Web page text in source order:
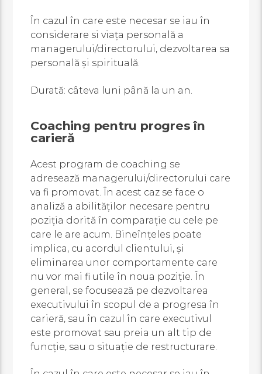
În cazul în care este necesar se iau în
considerare si viața personală a
managerului/directorului, dezvoltarea sa
personală și spirituală.
Durată: câteva luni până la un an.
Coaching pentru progres în
carieră
Acest program de coaching se
adresează managerului/directorului care
va fi promovat. În acest caz se face o
analiză a abilităților necesare pentru
poziția dorită în comparație cu cele pe
care le are acum. Bineînțeles poate
implica, cu acordul clientului, și
eliminarea unor comportamente care
nu vor mai fi utile în noua poziție. În
general, se focusează pe dezvoltarea
executivului în scopul de a progresa în
carieră, sau în cazul în care executivul
este promovat sau preia un alt tip de
funcție, sau o situație de restructurare.